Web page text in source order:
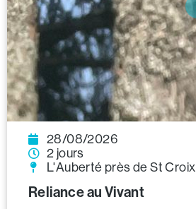
28/08/2026
2 jours
L'Auberté près de St Croix
Reliance au Vivant